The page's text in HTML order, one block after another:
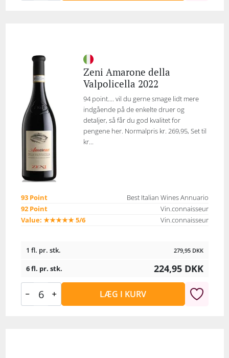
Zeni Amarone della
Valpolicella 2022
94 point.... vil du gerne smage lidt mere
indgående på de enkelte druer og
detaljer, så får du god kvalitet for
pengene her. Normalpris kr. 269,95, Set til
kr...
93 Point
Best Italian Wines Annuario
92 Point
Vin.connaisseur
Value: ★★★★★ 5/6
Vin.connaisseur
1 fl. pr. stk. 279,95 DKK
6 fl. pr. stk. 224,95 DKK
LÆG I KURV